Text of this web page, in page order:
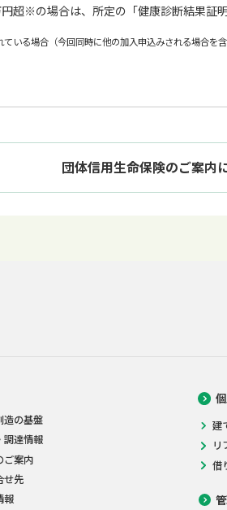
超※の場合は、所定の「健康診断結果証
る場合（今回同時に他の加入申込みされる場合を含
団体信用生命保険のご案内
造の基盤
調達情報
ご案内
せ先
報
建
リ
借